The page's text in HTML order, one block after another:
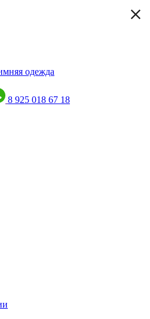
одежда
8 925 018 67 18